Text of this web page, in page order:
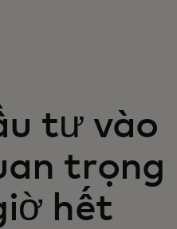
mới
tư vào
trọng
hết